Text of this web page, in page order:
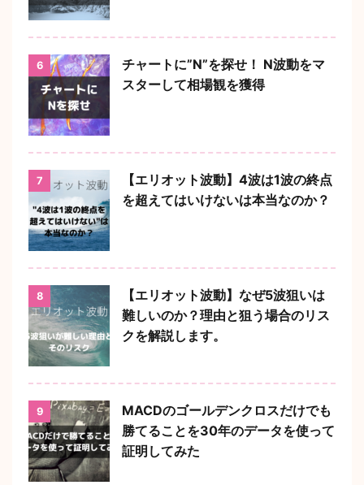
6
チャートに”N”を探せ！ N波動をマ
スターして相場観を獲得
7
【エリオット波動】4波は1波の終点
を超えてはいけないは本当なのか？
8
【エリオット波動】なぜ5波狙いは
難しいのか？理由と狙う場合のリス
クを解説します。
9
MACDのゴールデンクロスだけでも
勝てることを30年のデータを使って
証明してみた